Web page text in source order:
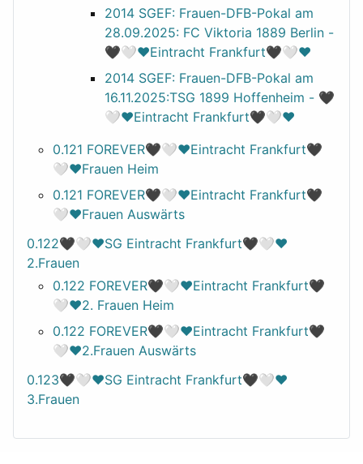
2014 SGEF: Frauen-DFB-Pokal am
28.09.2025: FC Viktoria 1889 Berlin -
🖤🤍❤️Eintracht Frankfurt🖤🤍❤️
2014 SGEF: Frauen-DFB-Pokal am
16.11.2025:TSG 1899 Hoffenheim - 🖤
🤍❤️Eintracht Frankfurt🖤🤍❤️
0.121 FOREVER🖤🤍❤️Eintracht Frankfurt🖤
🤍❤️Frauen Heim
0.121 FOREVER🖤🤍❤️Eintracht Frankfurt🖤
🤍❤️Frauen Auswärts
0.122🖤🤍❤️SG Eintracht Frankfurt🖤🤍❤️
2.Frauen
0.122 FOREVER🖤🤍❤️Eintracht Frankfurt🖤
🤍❤️2. Frauen Heim
0.122 FOREVER🖤🤍❤️Eintracht Frankfurt🖤
🤍❤️2.Frauen Auswärts
0.123🖤🤍❤️SG Eintracht Frankfurt🖤🤍❤️
3.Frauen